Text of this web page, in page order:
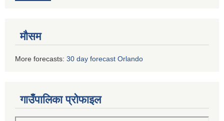
मौसम
More forecasts: 30 day forecast Orlando
गाउँपालिका प्रोफाइल